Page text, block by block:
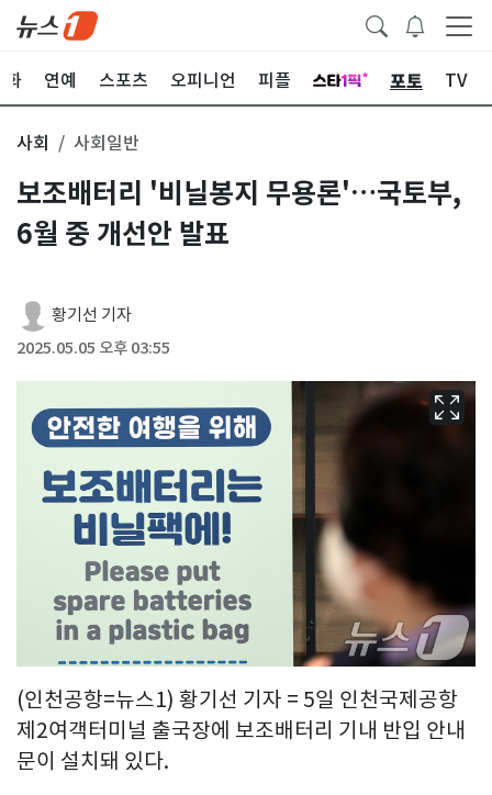
화 연예 스포츠 오피니언 피플 포토 TV
사회 사회일반
보조배터리 '비닐봉지 무용론'…국토부,
6월 중 개선안 발표
황기선 기자
2025.05.05 오후 03:55
(인천공항=뉴스1) 황기선 기자 = 5일 인천국제공항
제2여객터미널 출국장에 보조배터리 기내 반입 안내
문이 설치돼 있다.